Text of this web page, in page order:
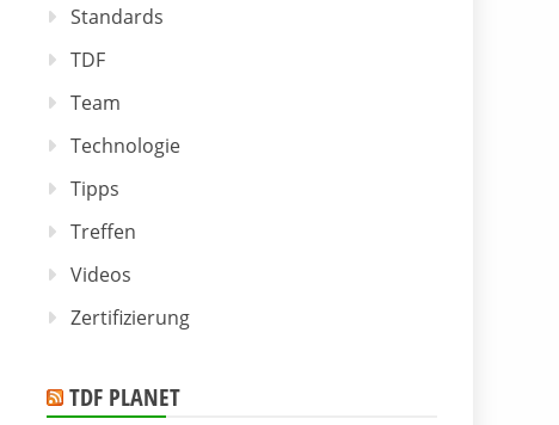
Standards
TDF
Team
Technologie
Tipps
Treffen
Videos
Zertifizierung
TDF PLANET